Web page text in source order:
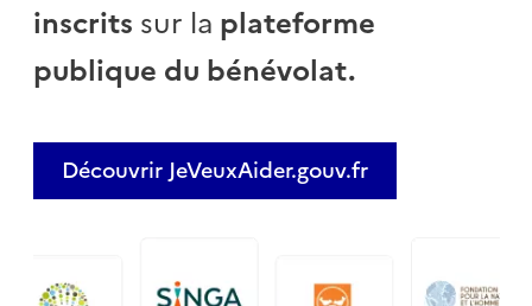
inscrits sur la plateforme
publique du bénévolat.
Découvrir JeVeuxAider.gouv.fr